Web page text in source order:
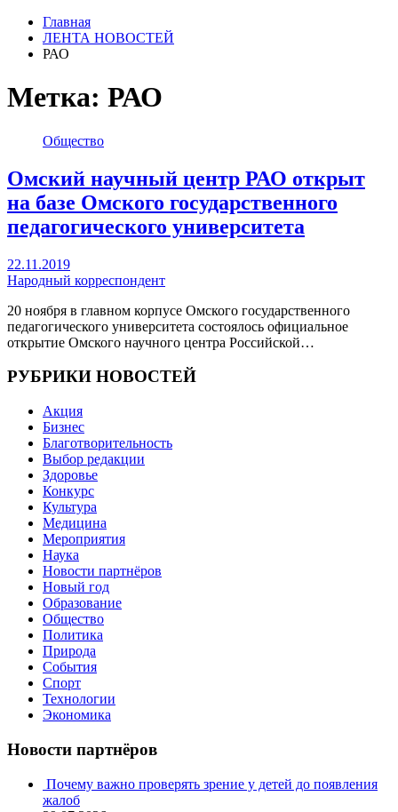
Главная
ЛЕНТА НОВОСТЕЙ
РАО
Метка: РАО
Общество
Омский научный центр РАО открыт
на базе Омского государственного
педагогического университета
22.11.2019
Народный корреспондент
20 ноября в главном корпусе Омского государственного
педагогического университета состоялось официальное
открытие Омского научного центра Российской…
РУБРИКИ НОВОСТЕЙ
Акция
Бизнес
Благотворительность
Выбор редакции
Здоровье
Конкурс
Культура
Медицина
Мероприятия
Наука
Новости партнёров
Новый год
Образование
Общество
Политика
Природа
События
Спорт
Технологии
Экономика
Новости партнёров
Почему важно проверять зрение у детей до появления
жалоб